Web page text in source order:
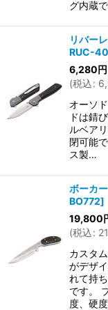
グ内蔵
リバー
RUC-
6,280円
(税込:
オーソ
ドは錆
ルベア
閉可能
ス製…
ボーカ
BO772]
19,800
(税込:
カスタ
がデザ
れて持
です。
度、硬